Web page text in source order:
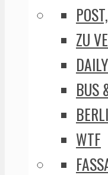
ZU
BUS
WTF